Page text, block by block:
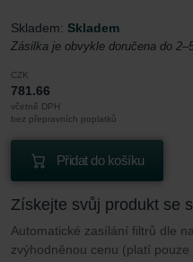
Skladem: Skladem
Zásilka je obvykle doručena do
CZK
781.66
včetně DPH
bez přepravních poplatků
Přidat do košíku
Získejte svůj produkt se
Automatické zasílání filtrů dle
zvýhodněnou cenu (platí